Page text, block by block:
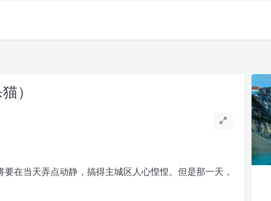
）
在当天弄点动静，搞得主城区人心惶惶。但是那一天，